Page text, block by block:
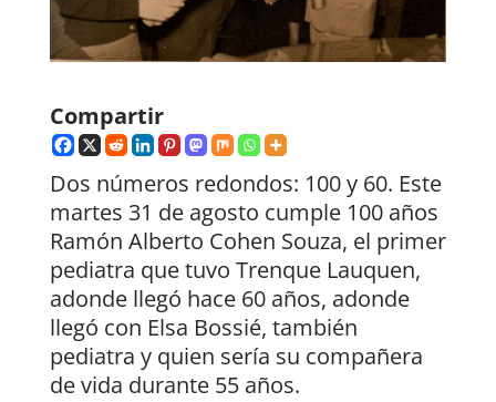
Compartir
Dos números redondos: 100 y 60. Este
martes 31 de agosto cumple 100 años
Ramón Alberto Cohen Souza, el primer
pediatra que tuvo Trenque Lauquen,
adonde llegó hace 60 años, adonde
llegó con Elsa Bossié, también
pediatra y quien sería su compañera
de vida durante 55 años.